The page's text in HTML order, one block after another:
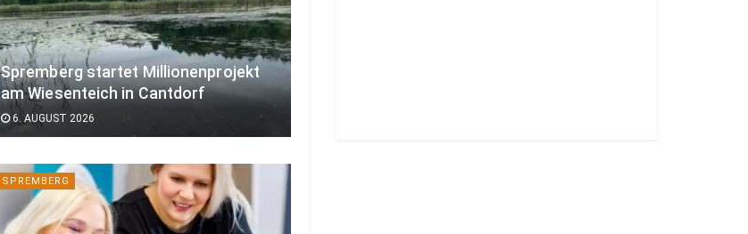
Spremberg startet Millionenprojekt
am Wiesenteich in Cantdorf
6. AUGUST 2026
SPREMBERG